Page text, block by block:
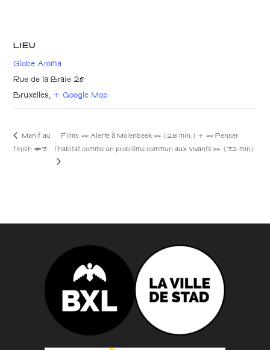
LIEU
Globe Aroma
Rue de la Braie 26
Bruxelles , + Google Map
Manif au
finish #3
Films « Alerte à Molenbeek » (28 min.) + « Penser
l’habitat comme un problème commun aux vivants » (32 min)